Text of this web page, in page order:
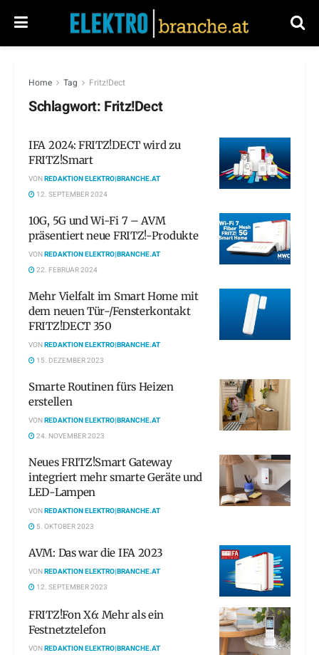
Home Tag Fritz!Dect
Schlagwort: Fritz!Dect
IFA 2024: FRITZ!DECT wird zu
FRITZ!Smart
VONREDAKTION ELEKTRO|BRANCHE.AT
12. SEPTEMBER 2024
10G, 5G und Wi-Fi 7 – AVM
präsentiert neue FRITZ!-Produkte
VONREDAKTION ELEKTRO|BRANCHE.AT
22. FEBRUAR 2024
Mehr Vielfalt im Smart Home mit
dem neuen Tür-/Fensterkontakt
FRITZ!DECT 350
VONREDAKTION ELEKTRO|BRANCHE.AT
15. DEZEMBER 2023
Smarte Routinen fürs Heizen
erstellen
VONREDAKTION ELEKTRO|BRANCHE.AT
24. NOVEMBER 2023
Neues FRITZ!Smart Gateway
integriert mehr smarte Geräte und
LED-Lampen
VONREDAKTION ELEKTRO|BRANCHE.AT
5. OKTOBER 2023
AVM: Das war die IFA 2023
VONREDAKTION ELEKTRO|BRANCHE.AT
12. SEPTEMBER 2023
FRITZ!Fon X6: Mehr als ein
Festnetztelefon
VONREDAKTION ELEKTRO|BRANCHE.AT